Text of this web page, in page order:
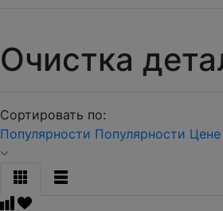
Очистка
Сортировать по:
Популярности Популярности Цене